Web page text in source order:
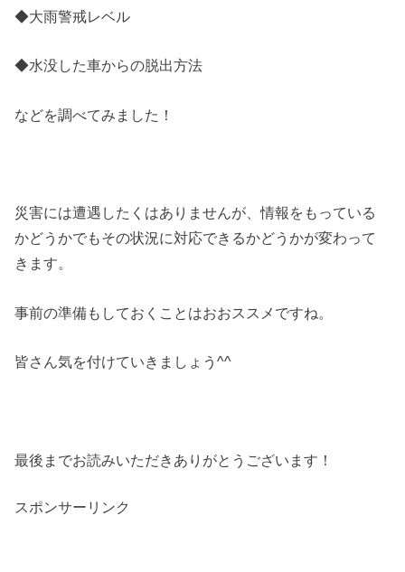
◆大雨警戒レベル
◆水没した車からの脱出方法
などを調べてみました！
災害には遭遇したくはありませんが、情報をもっている
かどうかでもその状況に対応できるかどうかが変わって
きます。
事前の準備もしておくことはおおススメですね。
皆さん気を付けていきましょう^^
最後までお読みいただきありがとうございます！
スポンサーリンク